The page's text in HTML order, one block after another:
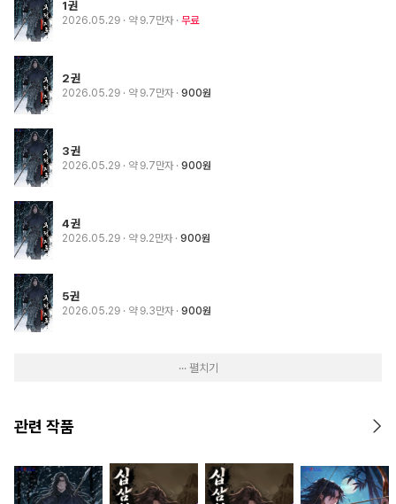
1권
2026.05.29 · 약 9.7만자 무료
2권
2026.05.29 · 약 9.7만자 900원
3권
2026.05.29 · 약 9.7만자 900원
4권
2026.05.29 · 약 9.2만자 900원
5권
2026.05.29 · 약 9.3만자 900원
··· 펼치기
관련 작품